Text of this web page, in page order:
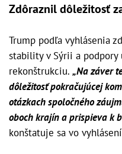
Zdôraznil dôležitosť
Trump podľa vyhlásenia
stability v Sýrii a
rekonštrukciu. „Na záver
dôležitosť pokračujúcej
otázkach spoločného
oboch krajín a prispieva k
konštatuje sa vo